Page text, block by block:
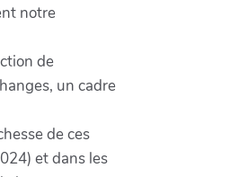
notre
de
un cadre
de ces
et dans les